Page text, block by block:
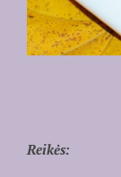
Reikės: